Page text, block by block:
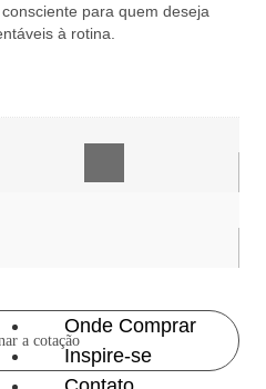
inteligentes
Onde Comprar
Inspire-se
para quem deseja
à rotina.
a cotação